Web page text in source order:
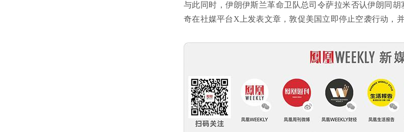
与此同时，伊朗伊斯兰革命卫队总司令萨拉米否认伊朗同
奇在社媒平台X上发表文章，敦促美国立即停止空袭行动，